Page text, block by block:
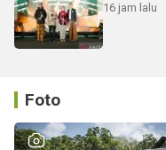
16 jam lalu
Foto